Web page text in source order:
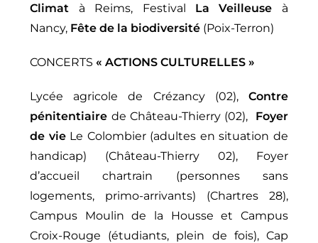
Climat à Reims, Festival La Veilleuse à
Nancy, Fête de la biodiversité (Poix-Terron)
CONCERTS « ACTIONS CULTURELLES »
Lycée agricole de Crézancy (02), Contre
pénitentiaire de Château-Thierry (02), Foyer
de vieLe Colombier (adultes en situation de
handicap) (Château-Thierry 02), Foyer
d’accueil chartrain (personnes sans
logements, primo-arrivants) (Chartres 28),
Campus Moulin de la Housse et Campus
Croix-Rouge (étudiants, plein de fois), Cap